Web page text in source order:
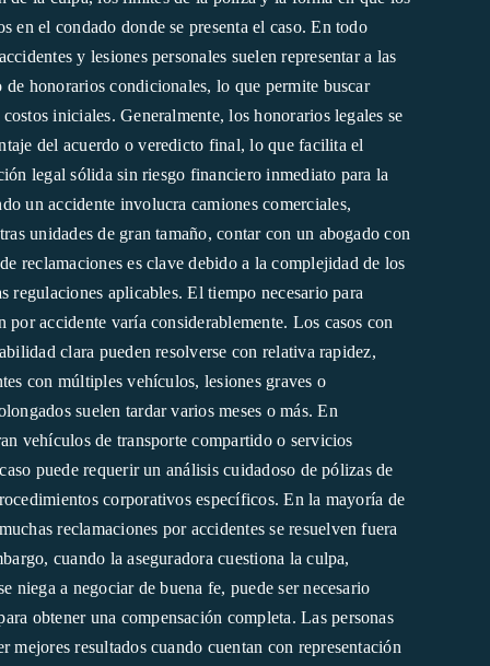
en el condado donde se presenta el caso. En todo
y lesiones personales suelen representar a las
honorarios condicionales, lo que permite buscar
iniciales. Generalmente, los honorarios legales se
del acuerdo o veredicto final, lo que facilita el
legal sólida sin riesgo financiero inmediato para la
un accidente involucra camiones comerciales,
unidades de gran tamaño, contar con un abogado con
reclamaciones es clave debido a la complejidad de los
regulaciones aplicables. El tiempo necesario para
por accidente varía considerablemente. Los casos con
clara pueden resolverse con relativa rapidez,
con múltiples vehículos, lesiones graves o
suelen tardar varios meses o más. En
vehículos de transporte compartido o servicios
puede requerir un análisis cuidadoso de pólizas de
corporativos específicos. En la mayoría de
reclamaciones por accidentes se resuelven fuera
cuando la aseguradora cuestiona la culpa,
niega a negociar de buena fe, puede ser necesario
obtener una compensación completa. Las personas
mejores resultados cuando cuentan con representación